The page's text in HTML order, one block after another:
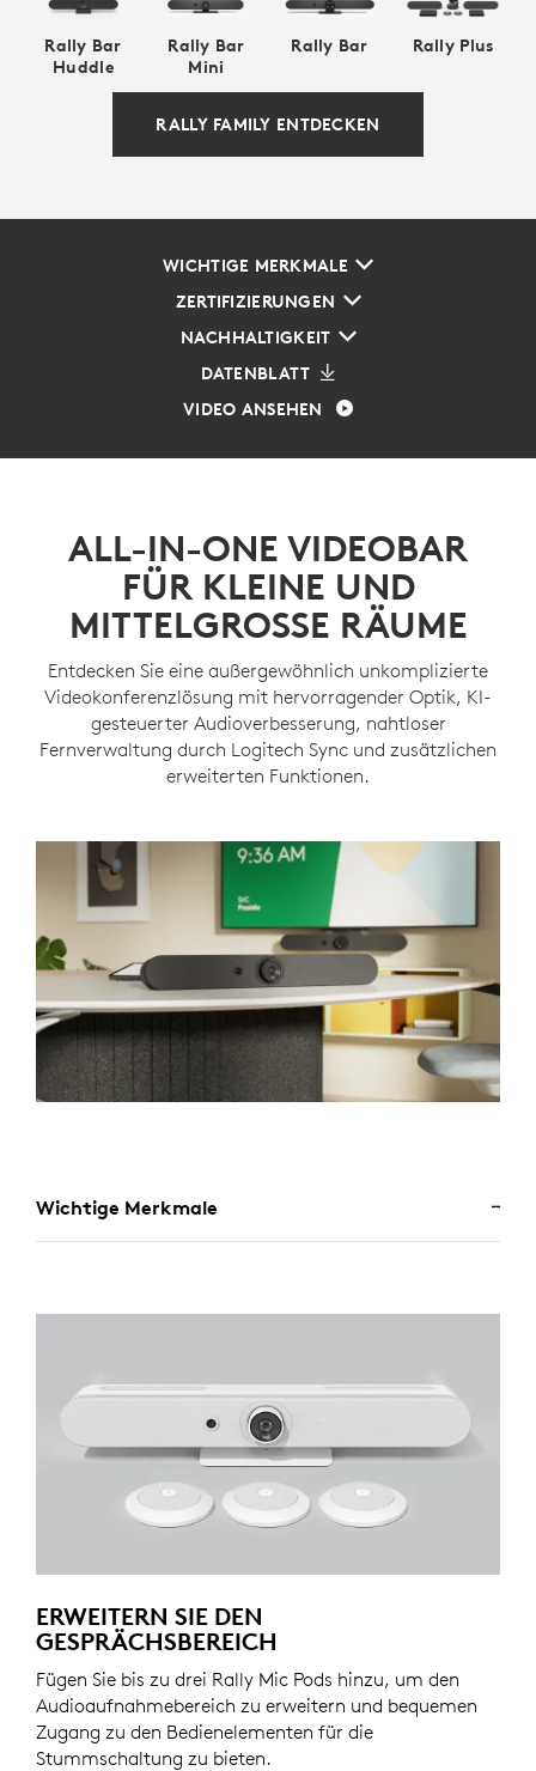
Rally Bar
Huddle
Rally Bar
Mini
Rally Bar Rally Plus
RALLY FAMILY ENTDECKEN
WICHTIGE MERKMALE
ZERTIFIZIERUNGEN
NACHHALTIGKEIT
DATENBLATT
VIDEO ANSEHEN
ALL-IN-ONE VIDEOBAR
FÜR KLEINE UND
MITTELGROSSE RÄUME
Entdecken Sie eine außergewöhnlich unkomplizierte
Videokonferenzlösung mit hervorragender Optik, KI-
gesteuerter Audioverbesserung, nahtloser
Fernverwaltung durch Logitech Sync und zusätzlichen
erweiterten Funktionen.
Wichtige Merkmale
ERWEITERN SIE DEN
GESPRÄCHSBEREICH
Fügen Sie bis zu drei Rally Mic Pods hinzu, um den
Audioaufnahmebereich zu erweitern und bequemen
Zugang zu den Bedienelementen für die
Stummschaltung zu bieten.